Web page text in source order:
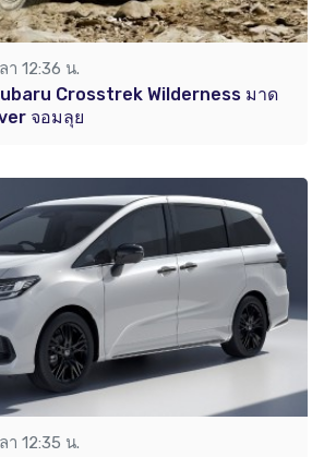
า 12:36 น.
Crosstrek Wilderness มาด
จอมลุย
า 12:35 น.